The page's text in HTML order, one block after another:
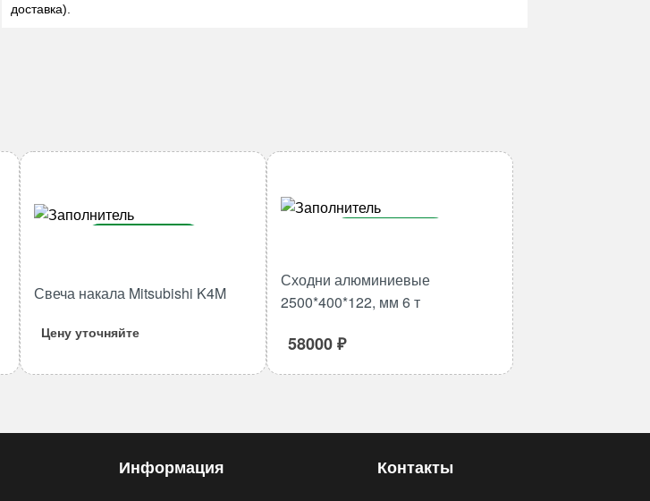
доставка).
товара
K4M
Свеча накала Mitsubishi K4M
Цену уточняйте
товара
Сходни
мм
Сходни алюминиевые
2500*400*122, мм 6 т
58000₽
Информация Контакты